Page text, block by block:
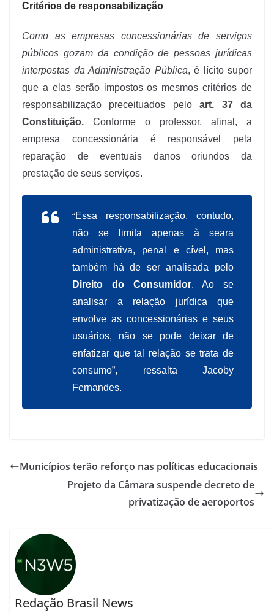
Critérios de responsabilização
Como as empresas concessionárias de serviços
públicos gozam da condição de pessoas jurídicas
interpostas da Administração Pública, é lícito supor
que a elas serão impostos os mesmos critérios de
responsabilização preceituados peloart. 37 da
Constituição. Conforme o professor, afinal, a
empresa concessionária é responsável pela
reparação de eventuais danos oriundos da
prestação de seus serviços.
“Essa responsabilização, contudo,
não se limita apenas à seara
administrativa, penal e cível, mas
também há de ser analisada pelo
Direito do Consumidor. Ao se
analisar a relação jurídica que
envolve as concessionárias e seus
usuários, não se pode deixar de
enfatizar que tal relação se trata de
consumo”, ressalta Jacoby
Fernandes.
Municípios terão reforço nas políticas educacionais
Projeto da Câmara suspende decreto de
privatização de aeroportos
Redação Brasil News